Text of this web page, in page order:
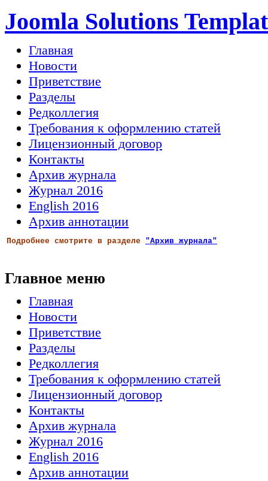
Joomla Solutions
Главная
Новости
Приветствие
Разделы
Редколлегия
Требования к оформлению статей
Лицензионный договор
Контакты
Архив журнала
Журнал 2016
English 2016
Архив аннотации
Подробнее смотрите в разделе "Архив журнала"
Главное меню
Главная
Новости
Приветствие
Разделы
Редколлегия
Требования к оформлению статей
Лицензионный договор
Контакты
Архив журнала
Журнал 2016
English 2016
Архив аннотации